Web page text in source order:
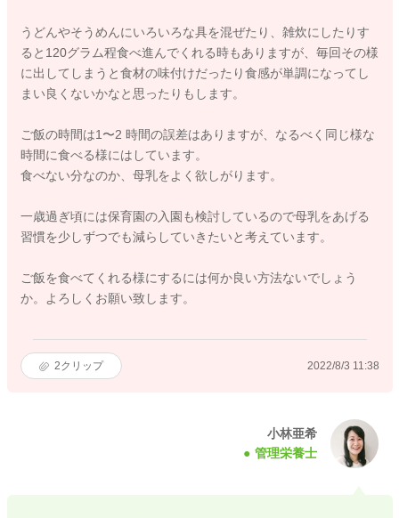
うどんやそうめんにいろいろな具を混ぜたり、雑炊にしたりす
ると120グラム程食べ進んでくれる時もありますが、毎回その様
に出してしまうと食材の味付けだったり食感が単調になってし
まい良くないかなと思ったりもします。
ご飯の時間は1〜2 時間の誤差はありますが、なるべく同じ様な
時間に食べる様にはしています。
食べない分なのか、母乳をよく欲しがります。
一歳過ぎ頃には保育園の入園も検討しているので母乳をあげる
習慣を少しずつでも減らしていきたいと考えています。
ご飯を食べてくれる様にするには何か良い方法ないでしょう
か。よろしくお願い致します。
2クリップ 2022/8/3 11:38
小林亜希
管理栄養士